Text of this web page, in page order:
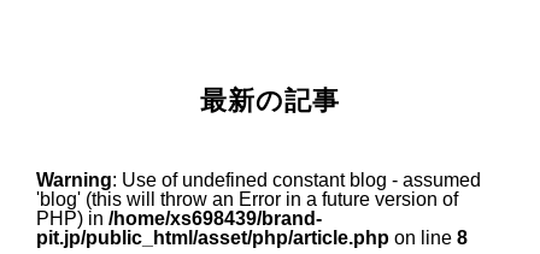
最新の記事
Warning: Use of undefined constant blog - assumed
'blog' (this will throw an Error in a future version of
PHP) in /home/xs698439/brand-
pit.jp/public_html/asset/php/article.phpon line 8